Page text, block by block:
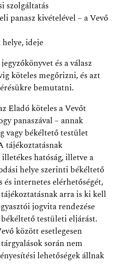
szolgáltatás
panasz kivételével – a Vevő
ideje
és a válasz
köteles megőrizni, és azt
bemutatni.
Eladó köteles a Vevőt
panaszával – annak
vagy békéltető testület
tájékoztatásnak
hatóság, illetve a
helye szerinti békéltető
internetes elérhetőségét,
arra is ki kell
jogvita rendezése
testületi eljárást.
között esetlegesen
során nem
lehetőségek állnak